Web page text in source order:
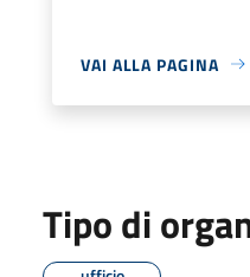
VAI ALLA PAGINA
Tipo di